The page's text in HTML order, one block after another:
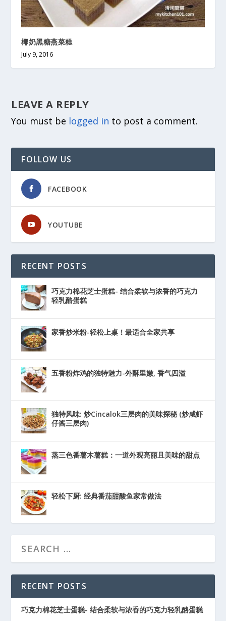
椰奶黑糖燕菜糕
July 9, 2016
LEAVE A REPLY
You must be logged in to post a comment.
FOLLOW US
FACEBOOK
YOUTUBE
RECENT POSTS
巧克力棉花芝士蛋糕- 结合柔软与浓香的巧克力
轻乳酪蛋糕
家香炒米粉-轻松上桌！最适合全家共享
五香粉炸鸡的独特魅力-外酥里嫩, 香气四溢
独特风味: 炒Cincalok三层肉的美味探秘 (炒咸虾
仔酱三层肉)
蒸三色番薯木薯糕：一道外观亮丽且美味的甜点
轻松下厨: 经典番茄甜酸鱼家常做法
RECENT POSTS
巧克力棉花芝士蛋糕- 结合柔软与浓香的巧克力轻乳酪蛋糕